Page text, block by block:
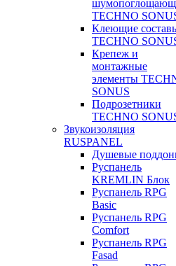
TECHNO
Клеющие
TECHNO
Крепеж и
монтажные
элементы
SONUS
Подрозетники
TECHNO
Звукоизоляция
RUSPANEL
Душевые
Руспанель
KREMLIN Блок
Руспанель RPG
Basic
Руспанель RPG
Comfort
Руспанель RPG
Fasad